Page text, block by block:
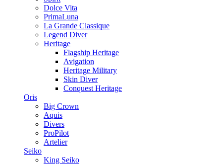
Dolce Vita
PrimaLuna
La Grande Classique
Legend Diver
Heritage
Flagship Heritage
Avigation
Heritage Military
Skin Diver
Conquest Heritage
Oris
Big Crown
Aquis
Divers
ProPilot
Artelier
Seiko
King Seiko